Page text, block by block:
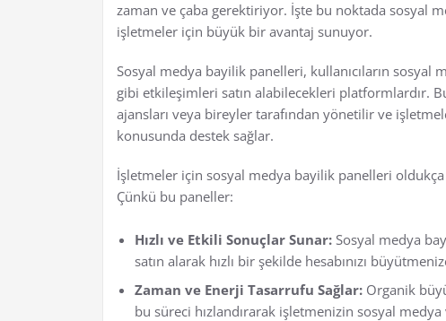
zaman ve çaba gerektiriyor. İşte bu noktada sosyal
işletmeler için büyük bir avantaj sunuyor.
Sosyal medya bayilik panelleri, kullanıcıların
gibi etkileşimleri satın alabilecekleri platformlardır.
ajansları veya bireyler tarafından yönetilir ve
konusunda destek sağlar.
İşletmeler için sosyal medya bayilik panelleri
Çünkü bu paneller:
Hızlı ve Etkili Sonuçlar Sunar: Sosyal medya
satın alarak hızlı bir şekilde hesabınızı
Zaman ve Enerji Tasarrufu Sağlar: Organik
bu süreci hızlandırarak işletmenizin sosyal medya